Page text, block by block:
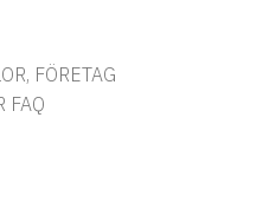
FÖRETAG
FAQ